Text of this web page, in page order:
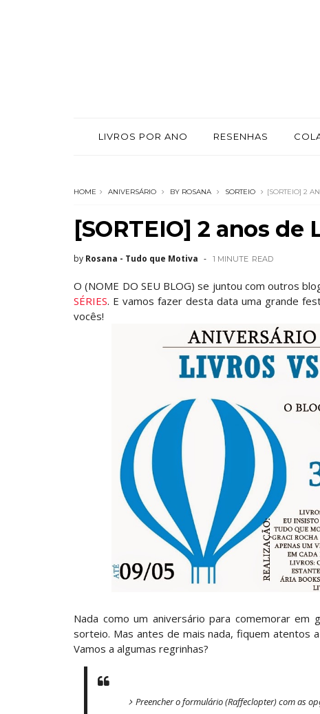
LIVROS POR ANO RESENHAS
HOME ANIVERSÁRIO BY ROSANA SORTEIO [SORTEIO] 2
[SORTEIO] 2 anos de
by Rosana - Tudo que Motiva 1 MINUTE READ
O (NOME DO SEU BLOG) se juntou com outros
SÉRIES. E vamos fazer desta data uma grande
vocês!
Nada como um aniversário para comemorar em
sorteio. Mas antes de mais nada, fiquem atentos
Vamos a algumas regrinhas?
Preencher o formulário (Raffeclopter) com as